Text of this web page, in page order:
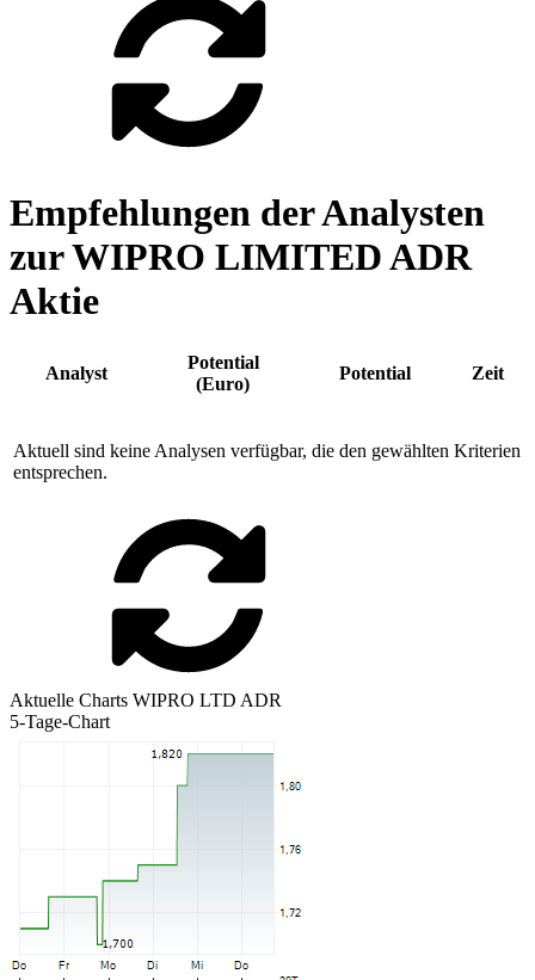
Empfehlungen der Analysten
zur WIPRO LIMITED ADR
Aktie
Analyst
Potential
(Euro)
Potential Zeit
Aktuell sind keine Analysen verfügbar, die den gewählten Kriterien
entsprechen.
Aktuelle Charts WIPRO LTD ADR
5-Tage-Chart